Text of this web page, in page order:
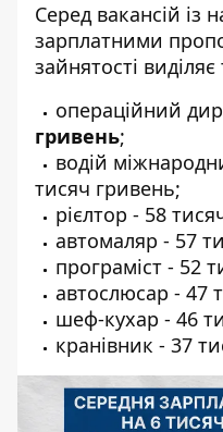
Серед вакансій із
зарплатними
зайнятості виділяє
операційний
гривень;
водій
тисяч гривень;
рієлтор - 58
автомаляр - 57
програміст - 52
автослюсар - 47
шеф-кухар - 46
кранівник - 37